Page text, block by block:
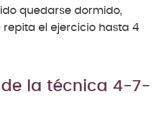
quedarse dormido,
el ejercicio hasta 4
de la técnica 4-7-